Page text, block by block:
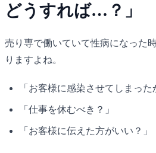
どうすれば…？」
売り専で働いていて性病になった
りますよね。
「お客様に感染させてしまった
「仕事を休むべき？」
「お客様に伝えた方がいい？」